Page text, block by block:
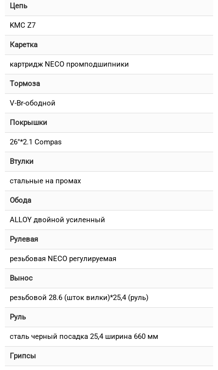
Цепь
KMC Z7
Каретка
картридж NECO промподшипники
Тормоза
V-Br-ободной
Покрышки
26"*2.1 Compas
Втулки
стальные на промах
Обода
ALLOY двойной усиленный
Рулевая
резьбовая NECO регулируемая
Вынос
резьбовой 28.6 (шток вилки)*25,4 (руль)
Руль
сталь черный посадка 25,4 ширина 660 мм
Грипсы